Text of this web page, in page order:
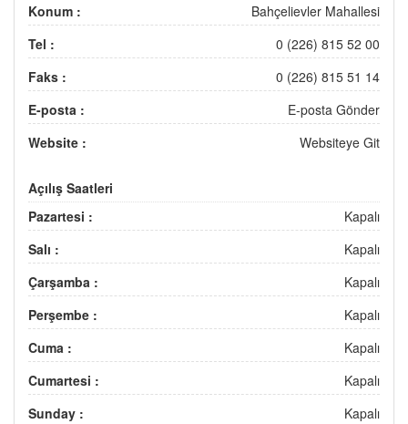
Konum :
Bahçelievler Mahallesi
Tel :
0 (226) 815 52 00
Faks :
0 (226) 815 51 14
E-posta :
E-posta Gönder
Website :
Websiteye Git
Açılış Saatleri
Pazartesi :
Kapalı
Salı :
Kapalı
Çarşamba :
Kapalı
Perşembe :
Kapalı
Cuma :
Kapalı
Cumartesi :
Kapalı
Sunday :
Kapalı